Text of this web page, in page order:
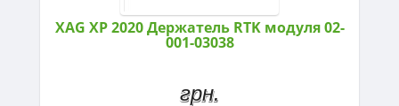
XAG XP 2020 Держатель RTK модуля 02-
001-03038
грн.